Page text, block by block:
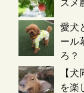
スメ
愛犬
ール
ろ？
【
を楽